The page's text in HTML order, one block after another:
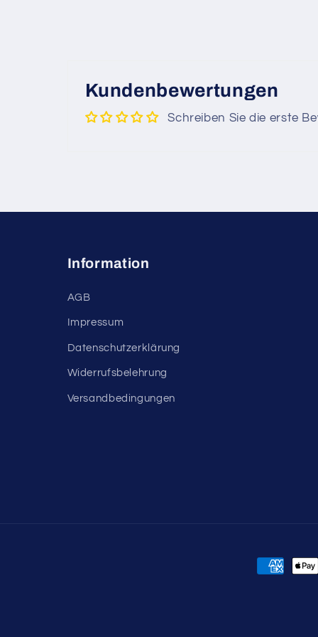
Kundenbewertungen
Schreiben Sie die erste
Information
AGB
Impressum
Datenschutzerklärung
Widerrufsbelehrung
Versandbedingungen